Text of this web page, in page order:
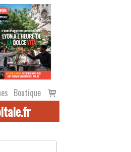
Boutique
Voir
le